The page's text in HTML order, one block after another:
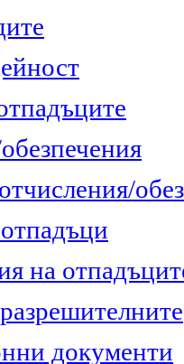
на
документи